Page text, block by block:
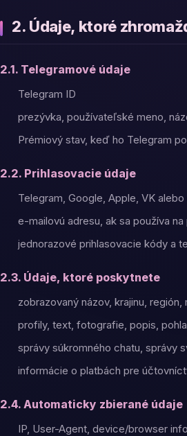
2. Údaje, ktoré
2.1. Telegramové údaje
Telegram ID
prezývka, používateľské meno,
Prémiový stav, keď ho Telegram
2.2. Prihlasovacie údaje
Telegram, Google, Apple, VK
e-mailovú adresu, ak sa používa
jednorazové prihlasovacie kódy a
2.3. Údaje, ktoré poskytnete
zobrazovaný názov, krajinu,
profily, text, fotografie, popis,
správy súkromného chatu, správy
informácie o platbách pre
2.4. Automaticky zbierané údaje
IP, User-Agent, device/browser